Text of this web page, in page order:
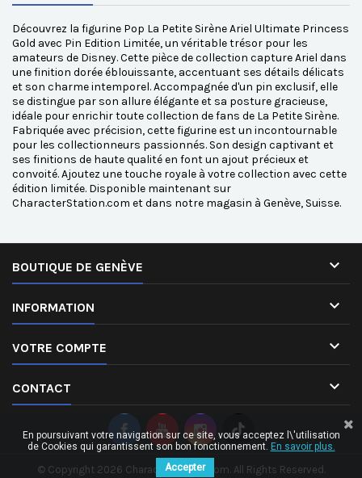
Découvrez la figurine Pop La Petite Sirène Ariel Ultimate Princess
Gold avec Pin Edition Limitée, un véritable trésor pour les
amateurs de Disney. Cette pièce de collection capture Ariel dans
une finition dorée éblouissante, accentuant ses détails délicats
et son charme intemporel. Accompagnée d'un pin exclusif, elle
se distingue par son allure élégante et sa posture gracieuse,
idéale pour enrichir toute collection de fans de La Petite Sirène.
Fabriquée avec précision, cette figurine est un incontournable
pour les collectionneurs passionnés. Son design captivant et
ses finitions de haute qualité en font un ajout précieux et
convoité. Ajoutez une touche royale à votre collection avec cette
édition limitée. Disponible maintenant sur
CharacterStation.com et dans notre magasin à Genève, Suisse.
BOUTIQUE DE GENÈVE 
INFORMATION 
VOTRE COMPTE 
CONTACT 
© Copyright 2026 CharacterStation.com. All Rights Reserved.
En poursuivant votre navigation sur ce site, vous acceptez l\'utilisation
de Cookies qui garantissent son bon fonctionnement. En savoir plus.
Accepter